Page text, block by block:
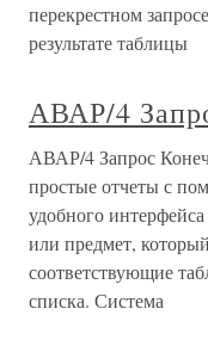
перекрестном
результате таблицы
АВАР/4
АВАР/4 Запрос
простые отчеты с
удобного интерфейса
или предмет,
соответствующие
списка. Система